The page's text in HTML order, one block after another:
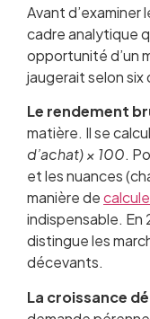
Avant d’examiner
cadre analytique
opportunité d’un
jaugerait selon
Le rendement
matière. Il se
d’achat) × 100.
et les nuances
manière de
indispensable. En
distingue les
décevants.
La croissance